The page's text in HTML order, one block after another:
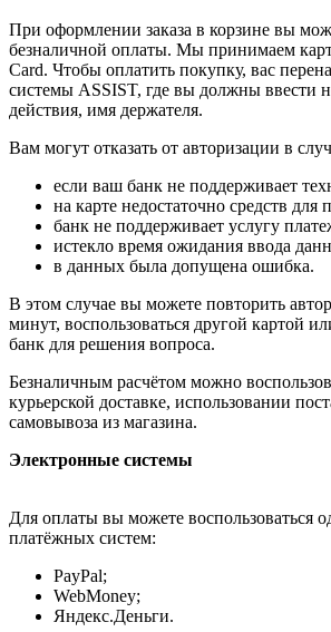
При оформлении заказа в корзине вы
безналичной оплаты. Мы принимаем
Card. Чтобы оплатить покупку, вас
системы ASSIST, где вы должны ввести
действия, имя держателя.
Вам могут отказать от авторизации в
если ваш банк не поддерживает
на карте недостаточно средств для
банк не поддерживает услугу
истекло время ожидания ввода
в данных была допущена ошибка.
В этом случае вы можете повторить
минут, воспользоваться другой картой
банк для решения вопроса.
Безналичным расчётом можно
курьерской доставке, использовании
самовывоза из магазина.
Электронные системы
Для оплаты вы можете воспользоваться
платёжных систем:
PayPal;
WebMoney;
Яндекс.Деньги.